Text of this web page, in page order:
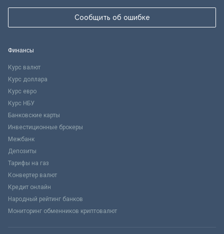
Сообщить об ошибке
Финансы
Курс валют
Курс доллара
Курс евро
Курс НБУ
Банковские карты
Инвестиционные брокеры
Межбанк
Депозиты
Тарифы на газ
Конвертер валют
Кредит онлайн
Народный рейтинг банков
Мониторинг обменников криптовалют